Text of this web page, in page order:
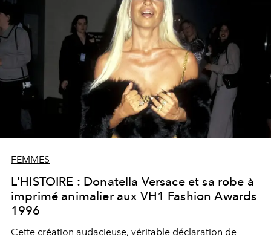
FEMMES
L'HISTOIRE : Donatella Versace et sa robe à
imprimé animalier aux VH1 Fashion Awards
1996
Cette création audacieuse, véritable déclaration de